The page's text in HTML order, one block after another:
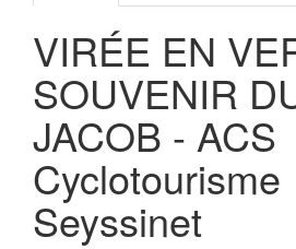
VIRÉE EN
SOUVENIR
JACOB - ACS
Cyclotourisme
Seyssinet